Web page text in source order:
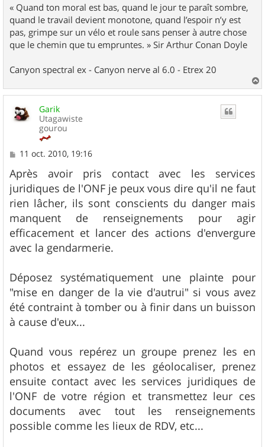
« Quand ton moral est bas, quand le jour te paraît sombre,
quand le travail devient monotone, quand l’espoir n’y est
pas, grimpe sur un vélo et roule sans penser à autre chose
que le chemin que tu empruntes. » Sir Arthur Conan Doyle
Canyon spectral ex - Canyon nerve al 6.0 - Etrex 20
a
u
Garik
Utagawiste
gourou
M
s
s
a
g
e
11 oct. 2010, 19:16
Après avoir pris contact avec les services
juridiques de l'ONF je peux vous dire qu'il ne faut
rien lâcher, ils sont conscients du danger mais
manquent de renseignements pour agir
efficacement et lancer des actions d'envergure
avec la gendarmerie.
Déposez systématiquement une plainte pour
"mise en danger de la vie d'autrui" si vous avez
été contraint à tomber ou à finir dans un buisson
à cause d'eux...
Quand vous repérez un groupe prenez les en
photos et essayez de les géolocaliser, prenez
ensuite contact avec les services juridiques de
l'ONF de votre région et transmettez leur ces
documents avec tout les renseignements
possible comme les lieux de RDV, etc...